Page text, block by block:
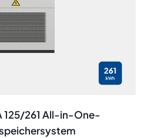
125/261 All-in-One-